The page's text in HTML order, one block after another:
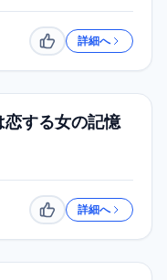
いいね詳細へ
恋する女の記憶
いいね詳細へ